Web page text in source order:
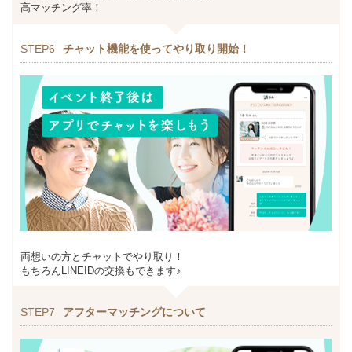
高マッチング率！
STEP6 チャット機能を使ってやり取り開始！
両想いの方とチャットでやり取り！
もちろんLINEIDの交換もできます♪
STEP7 アフターマッチングについて